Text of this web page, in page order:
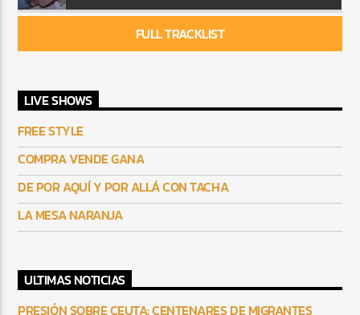
FULL TRACKLIST
LIVE SHOWS
FREE STYLE
COMPRA VENDE GANA
DE POR AQUÍ Y POR ALLÁ CON TACHA
LA MESA NARANJA
ULTIMAS NOTICIAS
PRESIÓN SOBRE CEUTA: CENTENARES DE MIGRANTES